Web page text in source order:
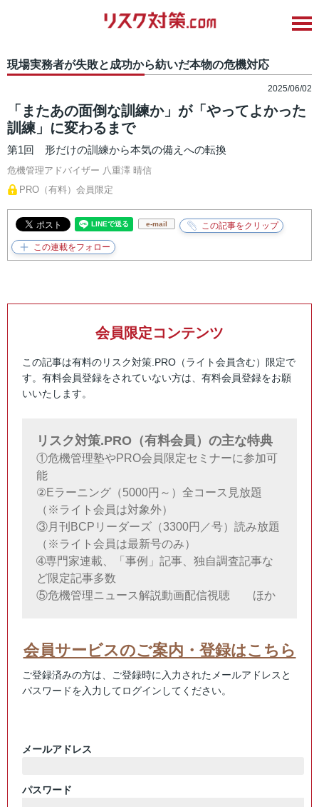
現場実務者が失敗と成功から紡いだ本物の危機対応
2025/06/02
「またあの面倒な訓練か」が「やってよかった
訓練」に変わるまで
第1回 形だけの訓練から本気の備えへの転換
危機管理アドバイザー 八重澤 晴信
PRO（有料）会員限定
e-mail
会員限定コンテンツ
この記事は有料のリスク対策.PRO（ライト会員含む）限定で
す。有料会員登録をされていない方は、有料会員登録をお願
いいたします。
リスク対策.PRO（有料会員）の主な特典
①危機管理塾やPRO会員限定セミナーに参加可
能
②Eラーニング（5000円～）全コース見放題
（※ライト会員は対象外）
③月刊BCPリーダーズ（3300円／号）読み放題
（※ライト会員は最新号のみ）
➃専門家連載、「事例」記事、独自調査記事な
ど限定記事多数
⑤危機管理ニュース解説動画配信視聴 ほか
会員サービスのご案内・登録はこちら
ご登録済みの方は、ご登録時に入力されたメールアドレスと
パスワードを入力してログインしてください。
メールアドレス
パスワード